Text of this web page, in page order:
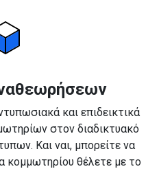
και επιδεικτικά
στον διαδικτυακό
Και ναι, μπορείτε να
κομμωτηρίου θέλετε με το